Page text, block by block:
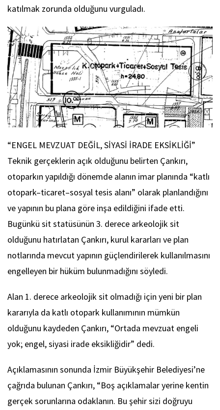
katılmak zorunda olduğunu vurguladı.
“ENGEL MEVZUAT DEĞİL, SİYASİ İRADE EKSİKLİĞİ”
Teknik gerçeklerin açık olduğunu belirten Çankırı,
otoparkın yapıldığı dönemde alanın imar planında “katlı
otopark–ticaret–sosyal tesis alanı” olarak planlandığını
ve yapının bu plana göre inşa edildiğini ifade etti.
Bugünkü sit statüsünün 3. derece arkeolojik sit
olduğunu hatırlatan Çankırı, kurul kararları ve plan
notlarında mevcut yapının güçlendirilerek kullanılmasını
engelleyen bir hüküm bulunmadığını söyledi.
Alan 1. derece arkeolojik sit olmadığı için yeni bir plan
kararıyla da katlı otopark kullanımının mümkün
olduğunu kaydeden Çankırı, “Ortada mevzuat engeli
yok; engel, siyasi irade eksikliğidir” dedi.
Açıklamasının sonunda İzmir Büyükşehir Belediyesi’ne
çağrıda bulunan Çankırı, “Boş açıklamalar yerine kentin
gerçek sorunlarına odaklanın. Bu şehir sizi doğruyu